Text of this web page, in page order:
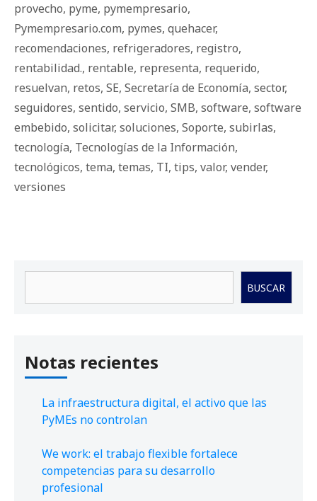
provecho, pyme, pymempresario,
Pymempresario.com, pymes, quehacer,
recomendaciones, refrigeradores, registro,
rentabilidad., rentable, representa, requerido,
resuelvan, retos, SE, Secretaría de Economía, sector,
seguidores, sentido, servicio, SMB, software, software
embebido, solicitar, soluciones, Soporte, subirlas,
tecnología, Tecnologías de la Información,
tecnológicos, tema, temas, TI, tips, valor, vender,
versiones
BUSCAR
Notas recientes
La infraestructura digital, el activo que las
PyMEs no controlan
We work: el trabajo flexible fortalece
competencias para su desarrollo
profesional